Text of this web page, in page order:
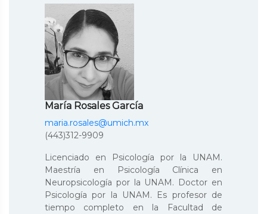
María Rosales García
maria.rosales@umich.mx
(443)312-9909
Licenciado en Psicología por la UNAM.
Maestría en Psicología Clínica en
Neuropsicología por la UNAM. Doctor en
Psicología por la UNAM. Es profesor de
tiempo completo en la Facultad de